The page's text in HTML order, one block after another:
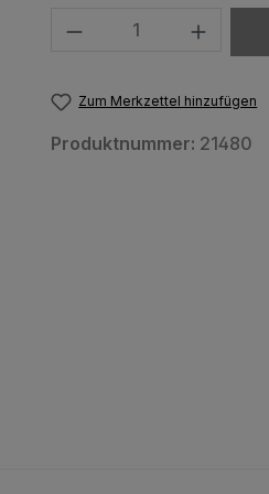
Produkt Anzahl: Gib den
Zum Merkzettel hinzufügen
Produktnummer: 21480